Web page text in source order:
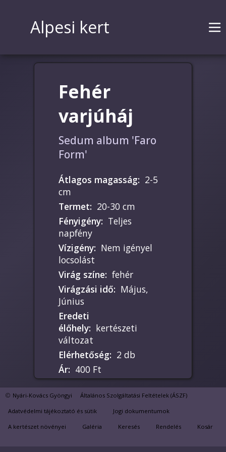
Alpesi kert
Fehér
varjúháj
Sedum album 'Faro
Form'
Átlagos magasság: 2-5
cm
Termet: 20-30 cm
Fényigény: Teljes
napfény
Vízigény: Nem igényel
locsolást
Virág színe: fehér
Virágzási idő: Május,
Június
Eredeti
élőhely: kertészeti
változat
Elérhetőség: 2 db
Ár: 400 Ft
is ajánlom. Télen
beszínesednek a levelei,
Nyári-Kovács Gyöngyi Általános Szolgáltatási Feltételek (ÁSZF)
Adatvédelmi tájékoztató és sütik Jogi dokumentumok
A kertészet növényei Galéria Keresés Rendelés Kosár